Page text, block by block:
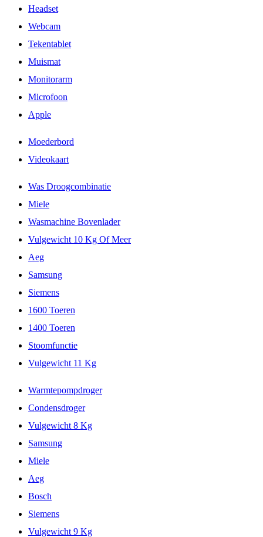
Headset
Webcam
Tekentablet
Muismat
Monitorarm
Microfoon
Apple
Moederbord
Videokaart
Was Droogcombinatie
Miele
Wasmachine Bovenlader
Vulgewicht 10 Kg Of Meer
Aeg
Samsung
Siemens
1600 Toeren
1400 Toeren
Stoomfunctie
Vulgewicht 11 Kg
Warmtepompdroger
Condensdroger
Vulgewicht 8 Kg
Samsung
Miele
Aeg
Bosch
Siemens
Vulgewicht 9 Kg